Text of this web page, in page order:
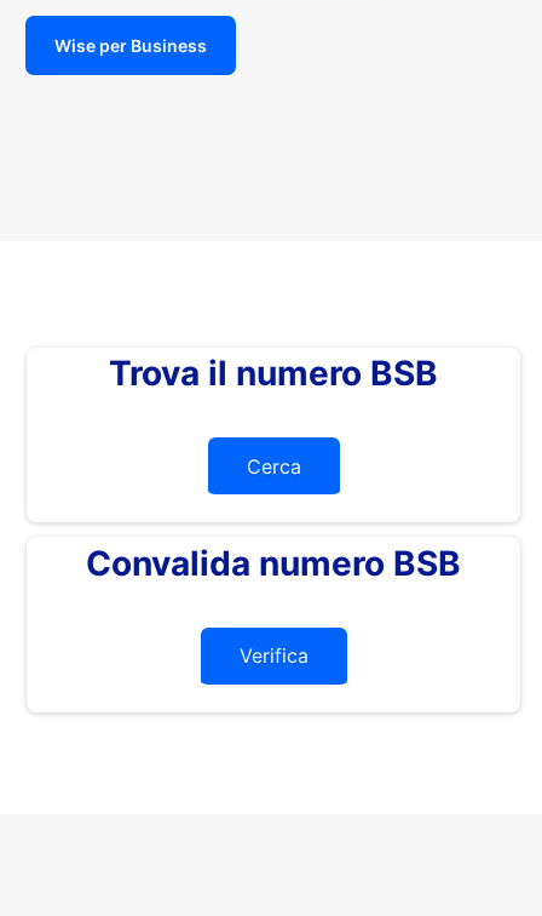
Wise per Business
Trova il numero BSB
Cerca
Convalida numero BSB
Verifica